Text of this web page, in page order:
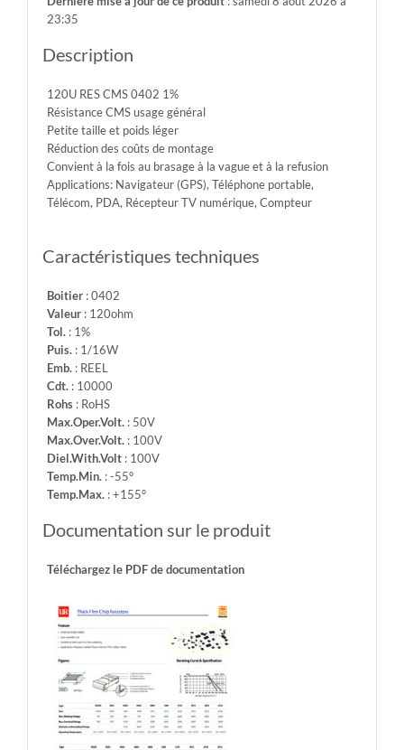
-55°
-
Temp.Max.:
+155°
23:35
Description
120U RES CMS 0402 1%
Résistance CMS usage général
Petite taille et poids léger
Réduction des coûts de montage
Convient à la fois au brasage à la vague et à la refusion
Applications: Navigateur (GPS), Téléphone portable,
Télécom, PDA, Récepteur TV numérique, Compteur
Caractéristiques techniques
Boitier: 0402
Valeur: 120ohm
Tol.: 1%
Puis.: 1/16W
Emb.: REEL
Cdt.: 10000
Rohs: RoHS
Max.Oper.Volt.: 50V
Max.Over.Volt.: 100V
Diel.With.Volt: 100V
Temp.Min.: -55°
Temp.Max.: +155°
Documentation sur le produit
Téléchargez le PDF de documentation